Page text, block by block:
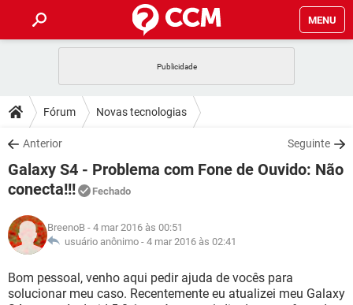
MENU
CELULAR FACEBOOK
OUTLOOK
INSTAGRAM GMAIL
GUIA DE COMPRAS
DICAS
JOGOS WHATSAPP
OUTLOOK
GUIA DE COMPRAS
DOWNLOADS
JOGOS WHATSAPP
CELULAR
OUTLOOK
INSTAGRAM
GUIA DE COMPRAS
CELULAR FACEBOOK
INSTAGRAM GMAIL
GLOSSÁRIO
JOGOS
CELULAR FACEBOOK
Fórum Novas tecnologias
Anterior Seguinte
Galaxy S4 - Problema com Fone de Ouvido: Não
conecta!!!
Fechado
BreenoB - 4 mar 2016 às 00:51
usuário anônimo - 4 mar 2016 às 02:41
Bom pessoal, venho aqui pedir ajuda de vocês para
solucionar meu caso. Recentemente eu atualizei meu Galaxy